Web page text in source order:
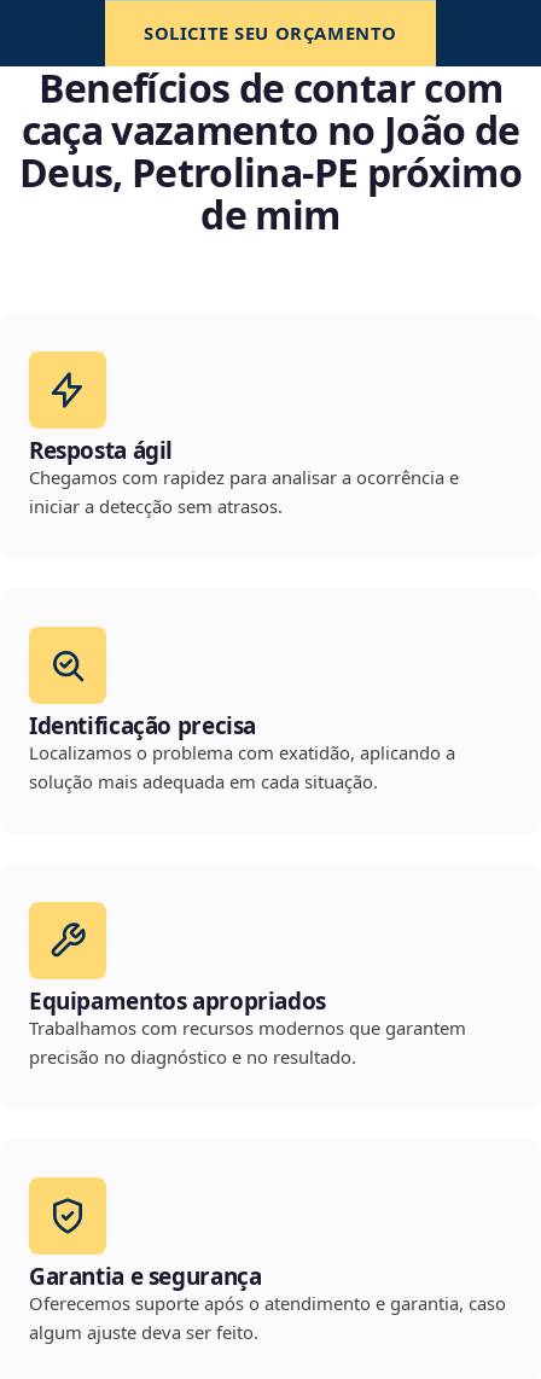
SOLICITE SEU ORÇAMENTO
Benefícios de contar com
caça vazamento no João de
Deus, Petrolina‑PE próximo
de mim
Resposta ágil
Chegamos com rapidez para analisar a ocorrência e
iniciar a detecção sem atrasos.
Identificação precisa
Localizamos o problema com exatidão, aplicando a
solução mais adequada em cada situação.
Equipamentos apropriados
Trabalhamos com recursos modernos que garantem
precisão no diagnóstico e no resultado.
Garantia e segurança
Oferecemos suporte após o atendimento e garantia, caso
algum ajuste deva ser feito.